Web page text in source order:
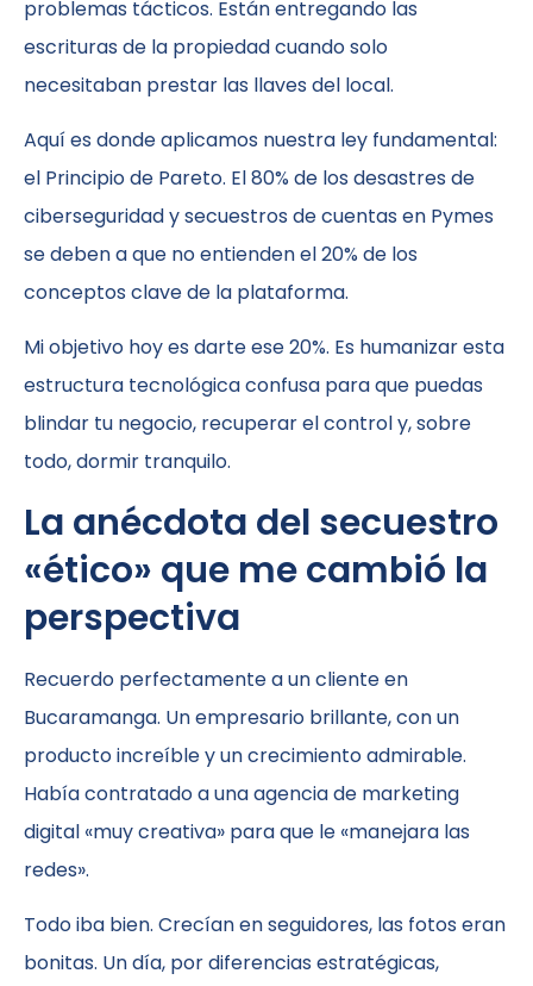
problemas tácticos. Están entregando las
escrituras de la propiedad cuando solo
necesitaban prestar las llaves del local.
Aquí es donde aplicamos nuestra ley fundamental:
el Principio de Pareto. El 80% de los desastres de
ciberseguridad y secuestros de cuentas en Pymes
se deben a que no entienden el 20% de los
conceptos clave de la plataforma.
Mi objetivo hoy es darte ese 20%. Es humanizar esta
estructura tecnológica confusa para que puedas
blindar tu negocio, recuperar el control y, sobre
todo, dormir tranquilo.
La anécdota del secuestro
«ético» que me cambió la
perspectiva
Recuerdo perfectamente a un cliente en
Bucaramanga. Un empresario brillante, con un
producto increíble y un crecimiento admirable.
Había contratado a una agencia de marketing
digital «muy creativa» para que le «manejara las
redes».
Todo iba bien. Crecían en seguidores, las fotos eran
bonitas. Un día, por diferencias estratégicas,